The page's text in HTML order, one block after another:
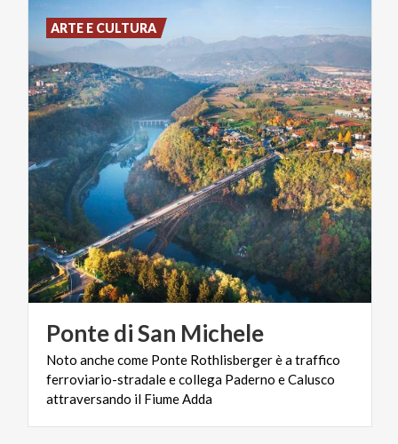
PontediSan Michele
Noto anche come Ponte Rothlisberger è a traffico
ferroviario-stradale e collega Paderno e Calusco
attraversando il Fiume Adda
ARTE E CULTURA